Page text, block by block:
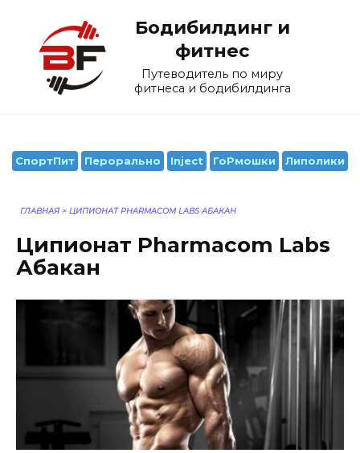
содержанию
Бодибилдинг и
фитнес
Путеводитель по миру
фитнеса и бодибилдинга
СпортПит Перорально Inject ГоРмошки Липолики
ГЛАВНАЯ > ЦИПИОНАТ PHARMACOM LABS АБАКАН
Ципионат Pharmacom Labs
Абакан